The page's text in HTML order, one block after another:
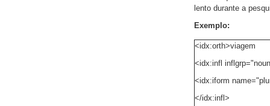
lento durante a
Exemplo:
<idx:orth>viagem
<idx:infl
<idx:iform
</idx:infl>